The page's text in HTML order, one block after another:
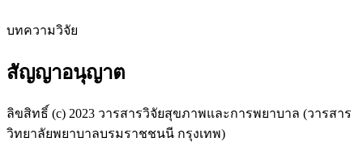
บทความวิจัย
สัญญาอนุญาต
ลิขสิทธิ์ (c) 2023 วารสารวิจัยสุขภาพและการพยาบาล (วารสาร
วิทยาลัยพยาบาลบรมราชชนนี กรุงเทพ)